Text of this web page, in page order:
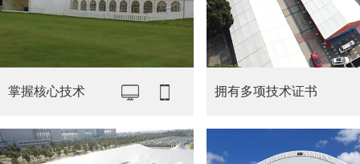
掌握核心技术 拥有多项技术证书